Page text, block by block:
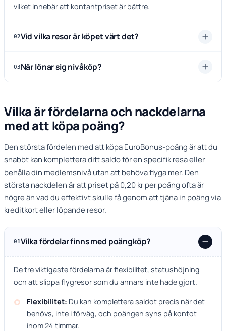
vilket innebär att kontantpriset är bättre.
02Vid vilka resor är köpet värt det?
03När lönar sig nivåköp?
Vilka är fördelarna och nackdelarna
med att köpa poäng?
Den största fördelen med att köpa EuroBonus-poäng är att du
snabbt kan komplettera ditt saldo för en specifik resa eller
behålla din medlemsnivå utan att behöva flyga mer. Den
största nackdelen är att priset på 0,20 kr per poäng ofta är
högre än vad du effektivt skulle få genom att tjäna in poäng via
kreditkort eller löpande resor.
01Vilka fördelar finns med poängköp?
De tre viktigaste fördelarna är flexibilitet, statushöjning
och att slippa flygresor som du annars inte hade gjort.
Flexibilitet: Du kan komplettera saldot precis när det
behövs, inte i förväg, och poängen syns på kontot
inom 24 timmar.